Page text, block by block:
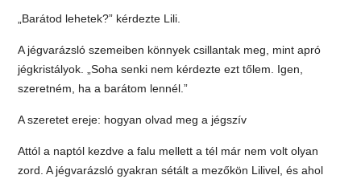
„Barátod lehetek?” kérdezte Lili.
A jégvarázsló szemeiben könnyek csillantak meg, mint apró
jégkristályok. „Soha senki nem kérdezte ezt tőlem. Igen,
szeretném, ha a barátom lennél.”
A szeretet ereje: hogyan olvad meg a jégszív
Attól a naptól kezdve a falu mellett a tél már nem volt olyan
zord. A jégvarázsló gyakran sétált a mezőkön Lilivel, és ahol